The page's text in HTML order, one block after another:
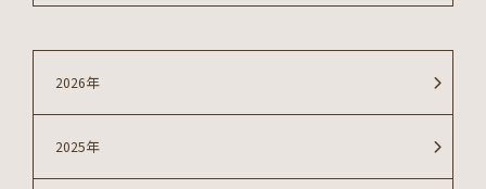
2026年
2025年